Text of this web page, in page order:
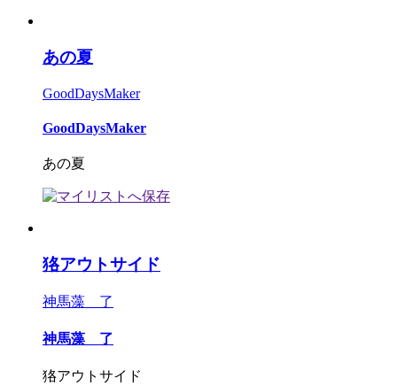
あの夏
GoodDaysMaker
GoodDaysMaker
あの夏
狢アウトサイド
神馬藻 了
神馬藻 了
狢アウトサイド